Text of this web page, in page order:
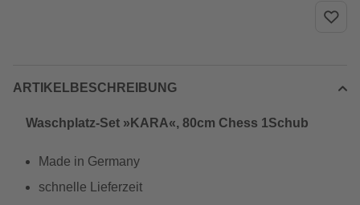
ARTIKELBESCHREIBUNG
Waschplatz-Set »KARA«, 80cm Chess 1Schub
Made in Germany
schnelle Lieferzeit